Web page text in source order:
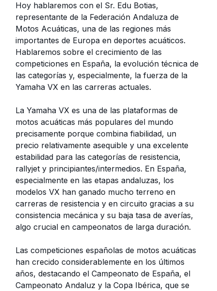
Hoy hablaremos con el Sr. Edu Botias,
representante de la Federación Andaluza de
Motos Acuáticas, una de las regiones más
importantes de Europa en deportes acuáticos.
Hablaremos sobre el crecimiento de las
competiciones en España, la evolución técnica de
las categorías y, especialmente, la fuerza de la
Yamaha VX en las carreras actuales.
La Yamaha VX es una de las plataformas de
motos acuáticas más populares del mundo
precisamente porque combina fiabilidad, un
precio relativamente asequible y una excelente
estabilidad para las categorías de resistencia,
rallyjet y principiantes/intermedios. En España,
especialmente en las etapas andaluzas, los
modelos VX han ganado mucho terreno en
carreras de resistencia y en circuito gracias a su
consistencia mecánica y su baja tasa de averías,
algo crucial en campeonatos de larga duración.
Las competiciones españolas de motos acuáticas
han crecido considerablemente en los últimos
años, destacando el Campeonato de España, el
Campeonato Andaluz y la Copa Ibérica, que se